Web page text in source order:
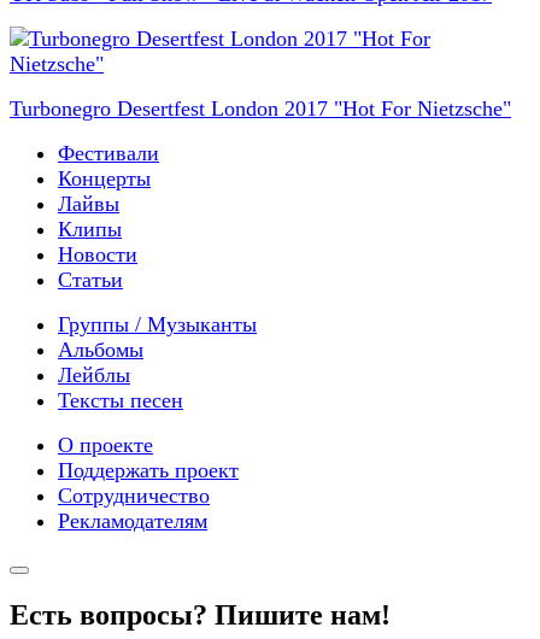
Turbonegro Desertfest London 2017 "Hot For Nietzsche"
Фестивали
Концерты
Лайвы
Клипы
Новости
Статьи
Группы / Музыканты
Альбомы
Лейблы
Тексты песен
О проекте
Поддержать проект
Сотрудничество
Рекламодателям
Есть вопросы? Пишите нам!